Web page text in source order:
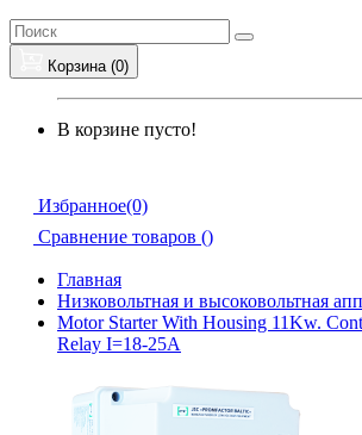
Корзина (0)
В корзине пусто!
Избранное(0)
Сравнение товаров ()
Главная
Низковольтная и высоковольтная
Motor Starter With Housing 11Kw.
Relay I=18-25A